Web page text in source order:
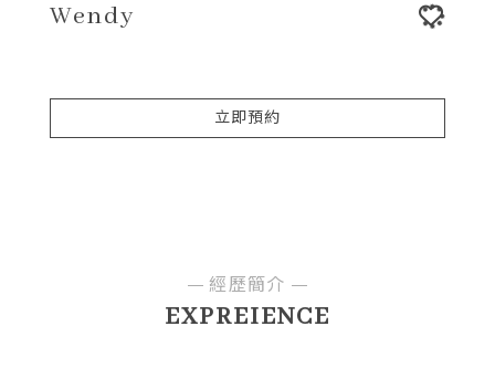
Wendy
立即預約
EXPREIENCE
經歷簡介